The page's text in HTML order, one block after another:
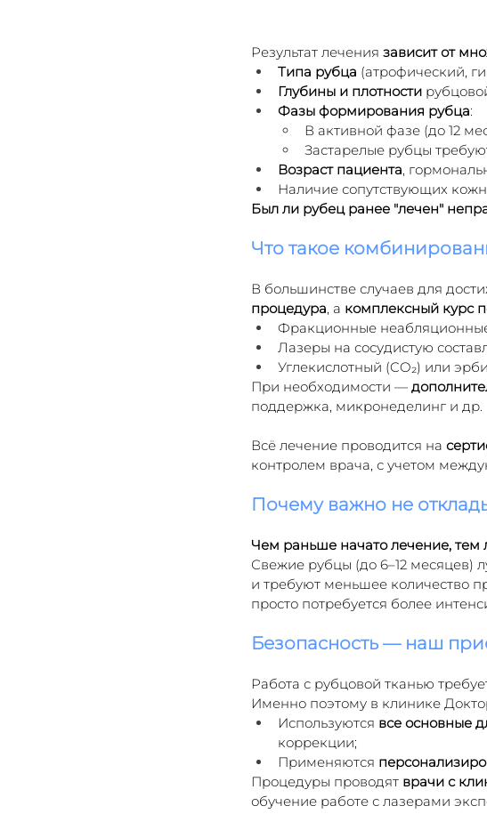
Результат лечения зависит от
Типа рубца (атрофический,
Глубины и плотности
Фазы формирования рубца:
В активной фазе (до 12
Застарелые рубцы
Возраст пациента,
Наличие сопутствующих
Был ли рубец ранее "лечен"
Что такое
В большинстве случаев для
процедура, а комплексный курс
Фракционные
Лазеры на сосудистую
Углекислотный (CO₂) или
При необходимости —
поддержка, микронеделинг и др.
Всё лечение проводится на
контролем врача, с учетом
Почему важно не
Чем раньше начато лечение, тем
Свежие рубцы (до 6–12 месяцев)
и требуют меньшее количество
просто потребуется более
Безопасность — наш
Работа с рубцовой тканью
Именно поэтому в клинике
Используются все основные
коррекции;
Применяются
Процедуры проводят врачи с
обучение работе с лазерами